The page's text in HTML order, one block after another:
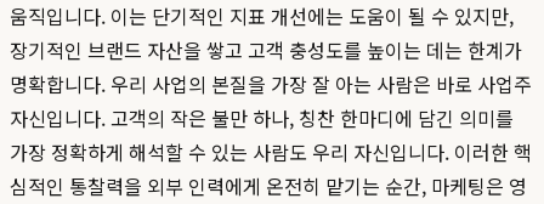
움직입니다. 이는 단기적인 지표 개선에는 도움이 될 수 있지만,
장기적인 브랜드 자산을 쌓고 고객 충성도를 높이는 데는 한계가
명확합니다. 우리 사업의 본질을 가장 잘 아는 사람은 바로 사업주
자신입니다. 고객의 작은 불만 하나, 칭찬 한마디에 담긴 의미를
가장 정확하게 해석할 수 있는 사람도 우리 자신입니다. 이러한 핵
심적인 통찰력을 외부 인력에게 온전히 맡기는 순간, 마케팅은 영